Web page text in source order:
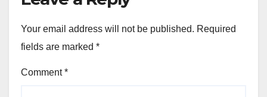
Your email address will not be published. Required
fields are marked *
Comment*